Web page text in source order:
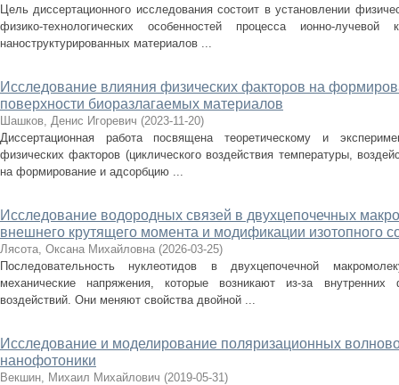
Цель диссертационного исследования состоит в установлении
физико-технологических особенностей процесса ионно-лучевой
наноструктурированных материалов ...
Исследование влияния физических факторов на
поверхности биоразлагаемых материалов
Шашков, Денис Игоревич (2023-11-20)
Диссертационная работа посвящена теоретическому и
физических факторов (циклического воздействия температуры,
на формирование и адсорбцию ...
Исследование водородных связей в двухцепочечных
внешнего крутящего момента и модификации изотопного
Лясота, Оксана Михайловна (2026-03-25)
Последовательность нуклеотидов в двухцепочечной
механические напряжения, которые возникают из-за
воздействий. Они меняют свойства двойной ...
Исследование и моделирование поляризационных
нанофотоники
Векшин, Михаил Михайлович (2019-05-31)